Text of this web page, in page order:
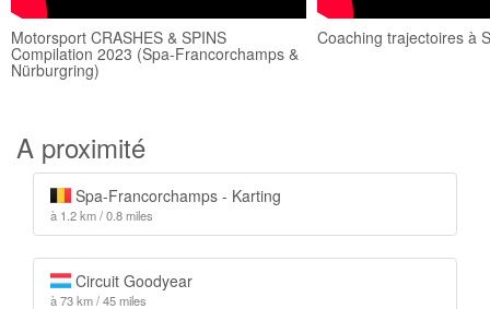
Motorsport CRASHES & SPINS
Compilation 2023 (Spa-Francorchamps &
Nürburgring)
Coaching trajectoires à
A proximité
Spa-Francorchamps - Karting
à 1.2 km / 0.8 miles
Circuit Goodyear
à 73 km / 45 miles